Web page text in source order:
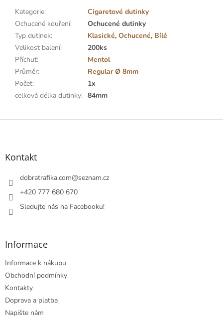
Kategorie:
Cigaretové dutinky
Ochucené kouření:
Ochucené dutinky
Typ dutinek: Klasické, Ochucené, Bílé
Velikost balení:
200ks
Příchuť:
Mentol
Průměr:
Regular Ø 8mm
Počet:
1x
celková délka dutinky: 84mm
Z
Kontakt
dobratrafika.com@seznam.cz
+420 777 680 670
Sledujte nás na Facebooku!
Informace
Informace k nákupu
Obchodní podmínky
Kontakty
Doprava a platba
Napište nám